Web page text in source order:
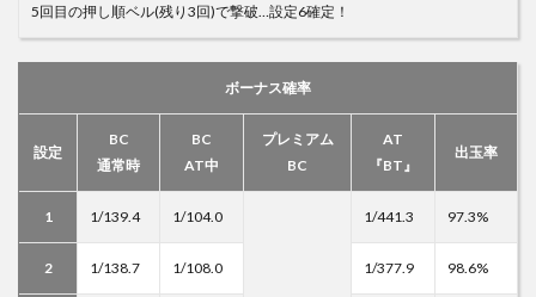
5回目の押し順ベル(残り3回)で撃破…設定6確定！
ボーナス確率
設定
BC
通常時
BC
AT中
プレミアム
BC
AT
『BT』
出玉率
1 1/139.4 1/104.0 1/441.3 97.3%
2 1/138.7 1/108.0 1/377.9 98.6%